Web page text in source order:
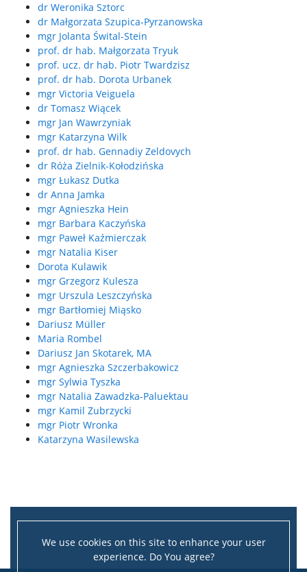
We use cookies on this site to enhance your user
experience. Do You agree?
dr Weronika Sztorc
dr Małgorzata Szupica-Pyrzanowska
mgr Jolanta Śwital-Stein
prof. dr hab. Małgorzata Tryuk
prof. ucz. dr hab. Piotr Twardzisz
prof. dr hab. Dorota Urbanek
mgr Victoria Veiguela
dr Tomasz Wiącek
mgr Jan Wawrzyniak
mgr Katarzyna Wilk
prof. dr hab. Gennadiy Zeldovych
dr Róża Zielnik-Kołodzińska
mgr Łukasz Dutka
dr Anna Jamka
mgr Agnieszka Hein
mgr Barbara Kaczyńska
mgr Paweł Kaźmierczak
mgr Natalia Kiser
Dorota Kulawik
mgr Grzegorz Kulesza
mgr Urszula Leszczyńska
mgr Bartłomiej Miąsko
Dariusz Müller
Maria Rombel
Dariusz Jan Skotarek, MA
mgr Agnieszka Szczerbakowicz
mgr Sylwia Tyszka
mgr Natalia Zawadzka-Paluektau
mgr Kamil Zubrzycki
mgr Piotr Wronka
Katarzyna Wasilewska